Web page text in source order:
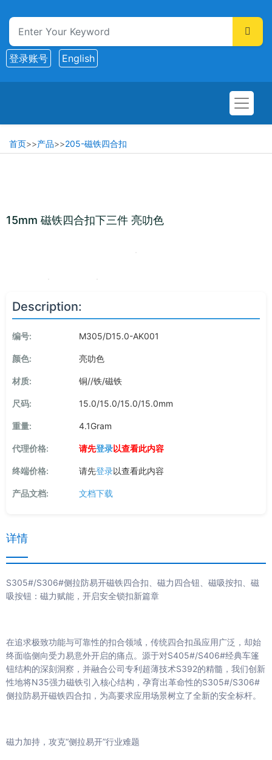
登录账号 English
首页>>产品>>205-磁铁四合扣
15mm 磁铁四合扣下三件 亮叻色
Description:
编号: M305/D15.0-AK001
颜色: 亮叻色
材质: 铜//铁/磁铁
尺码: 15.0/15.0/15.0/15.0mm
重量: 4.1Gram
代理价格: 请先登录以查看此内容
终端价格: 请先登录以查看此内容
产品文档: 文档下载
详情
S305#/S306#侧拉防易开磁铁四合扣、磁力四合钮、磁吸按扣、磁
吸按钮：磁力赋能，开启安全锁扣新篇章
在追求极致功能与可靠性的扣合领域，传统四合扣虽应用广泛，却始
终面临侧向受力易意外开启的痛点。源于对S405#/S406#经典车篷
钮结构的深刻洞察，并融合公司专利超薄技术S392的精髓，我们创新
性地将N35强力磁铁引入核心结构，孕育出革命性的S305#/S306#
侧拉防易开磁铁四合扣，为高要求应用场景树立了全新的安全标杆。
磁力加持，攻克“侧拉易开”行业难题